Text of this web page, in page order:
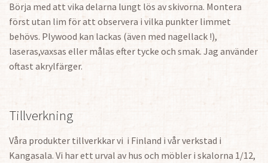
Börja med att vika delarna lungt lös av skivorna. Montera
först utan lim för att observera i vilka punkter limmet
behövs. Plywood kan lackas (även med nagellack !),
laseras,vaxsas eller målas efter tycke och smak. Jag använder
oftast akrylfärger.
Tillverkning
Våra produkter tillverkkar vi i Finland i vår verkstad i
Kangasala. Vi har ett urval av hus och möbler i skalorna 1/12,